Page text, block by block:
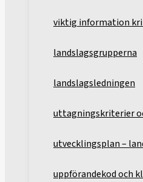
viktig information
landslagsgrupperna
landslagsledningen
uttagningskriterier
utvecklingsplan –
uppförandekod och